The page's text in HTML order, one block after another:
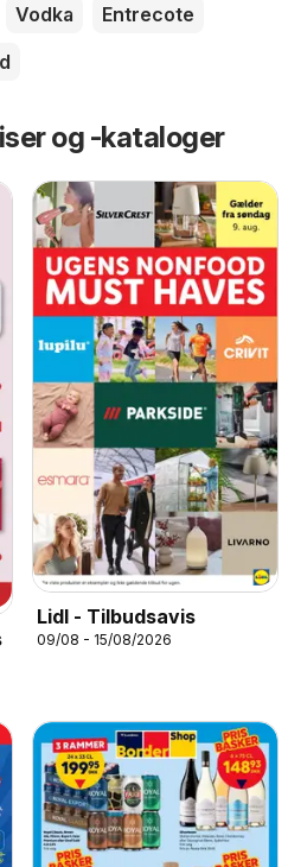
Vodka
Entrecote
og -kataloger
Lidl - Tilbudsavis
09/08 - 15/08/2026